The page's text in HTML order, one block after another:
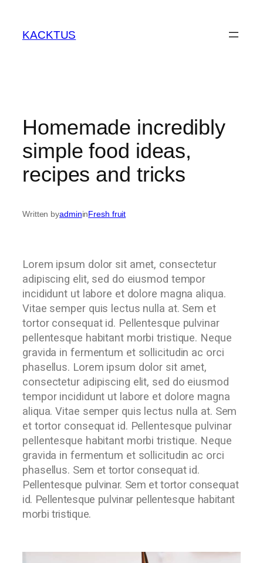
KACKTUS
Homemade incredibly
simple food ideas,
recipes and tricks
Written byadmininFresh fruit
Lorem ipsum dolor sit amet, consectetur
adipiscing elit, sed do eiusmod tempor
incididunt ut labore et dolore magna aliqua.
Vitae semper quis lectus nulla at. Sem et
tortor consequat id. Pellentesque pulvinar
pellentesque habitant morbi tristique. Neque
gravida in fermentum et sollicitudin ac orci
phasellus. Lorem ipsum dolor sit amet,
consectetur adipiscing elit, sed do eiusmod
tempor incididunt ut labore et dolore magna
aliqua. Vitae semper quis lectus nulla at. Sem
et tortor consequat id. Pellentesque pulvinar
pellentesque habitant morbi tristique. Neque
gravida in fermentum et sollicitudin ac orci
phasellus. Sem et tortor consequat id.
Pellentesque pulvinar. Sem et tortor consequat
id. Pellentesque pulvinar pellentesque habitant
morbi tristique.